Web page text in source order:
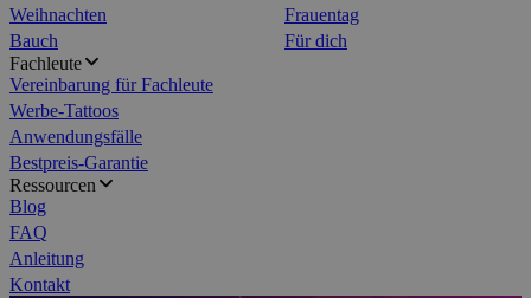
Weihnachten
Frauentag
Bauch
Für dich
Fachleute
Vereinbarung für Fachleute
Werbe-Tattoos
Anwendungsfälle
Bestpreis-Garantie
Ressourcen
Blog
FAQ
Anleitung
Kontakt